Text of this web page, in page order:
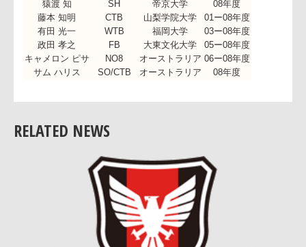
安藤 雄一 PR 大阪体育大学
07ー08年度
森澤 英人
HO 龍谷大学
05ー08年度
猿渡 知
帝京大学 08年度
藤本 知明 CTB 山梨学院大学
01ー08年度
有田 光一
WTB 福岡大学 03ー08年度
キャメロン ピサ
NO8 オーストラリア 06ー08年度
RELATED NEWS